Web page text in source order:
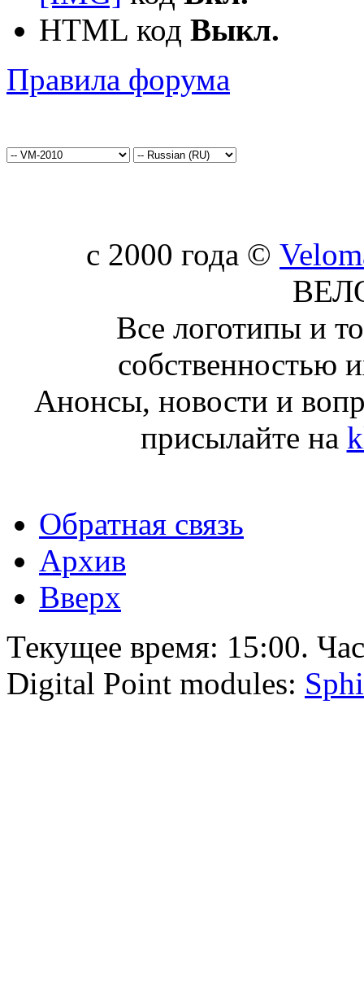
HTML код Выкл.
Правила форума
c 2000 года ©
Все логотипы и
собственностью
Анонсы, новости и
присылайте на
Обратная связь
Архив
Вверх
Текущее время: 15:00.
Digital Point modules: